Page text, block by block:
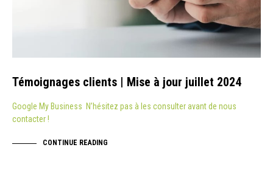
Témoignages clients | Mise à jour juillet 2024
Google My Business N’hésitez pas à les consulter avant de nous
contacter !
CONTINUE READING